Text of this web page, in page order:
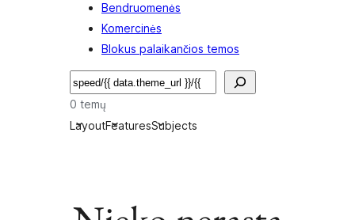
Bendruomenės
Komercinės
Blokus palaikančios temos
Paieška
0 temų
LayoutFeaturesSubjects